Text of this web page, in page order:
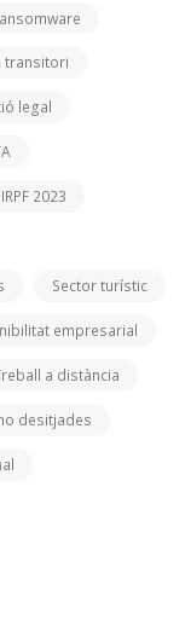
transitori
legal
2023
Sector turístic
empresarial
a distància
desitjades